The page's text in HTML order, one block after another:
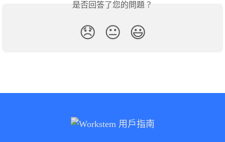
是否回答了您的問題？
😞 😐 😃